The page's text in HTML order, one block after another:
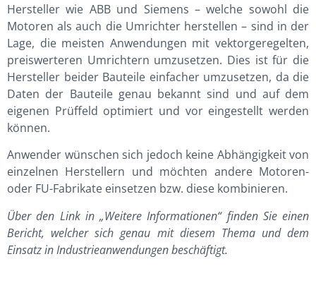
Hersteller wie ABB und Siemens – welche sowohl die
Motoren als auch die Umrichter herstellen – sind in der
Lage, die meisten Anwendungen mit vektorgeregelten,
preiswerteren Umrichtern umzusetzen. Dies ist für die
Hersteller beider Bauteile einfacher umzusetzen, da die
Daten der Bauteile genau bekannt sind und auf dem
eigenen Prüffeld optimiert und vor eingestellt werden
können.
Anwender wünschen sich jedoch keine Abhängigkeit von
einzelnen Herstellern und möchten andere Motoren-
oder FU-Fabrikate einsetzen bzw. diese kombinieren.
Über den Link in „Weitere Informationen“ finden Sie einen
Bericht, welcher sich genau mit diesem Thema und dem
Einsatz in Industrieanwendungen beschäftigt.